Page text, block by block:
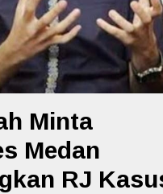
Minta
Medan
RJ